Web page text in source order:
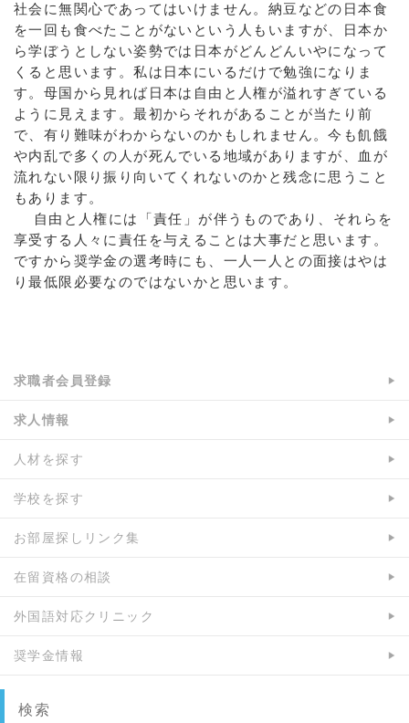
社会に無関心であってはいけません。納豆などの日本食
を一回も食べたことがないという人もいますが、日本か
ら学ぼうとしない姿勢では日本がどんどんいやになって
くると思います。私は日本にいるだけで勉強になりま
す。母国から見れば日本は自由と人権が溢れすぎている
ように見えます。最初からそれがあることが当たり前
で、有り難味がわからないのかもしれません。今も飢餓
や内乱で多くの人が死んでいる地域がありますが、血が
流れない限り振り向いてくれないのかと残念に思うこと
もあります。
自由と人権には「責任」が伴うものであり、それらを
享受する人々に責任を与えることは大事だと思います。
ですから奨学金の選考時にも、一人一人との面接はやは
り最低限必要なのではないかと思います。
求職者会員登録
求人情報
人材を探す
学校を探す
お部屋探しリンク集
在留資格の相談
外国語対応クリニック
奨学金情報
検索